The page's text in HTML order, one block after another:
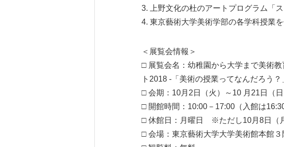
3. 上野文化の杜のアートプログラム「
4. 東京藝術大学美術学部の各学科授業
＜展覧会情報＞
□ 展覧会名：幼稚園から大学まで美術
ト2018 -「美術の授業ってなんだろう？
□ 会期：10月2日（火）～10 月21日（日
□ 開館時間：10:00－17:00（入館は16:30
□ 休館日：月曜日 ※ただし10月8日（
□ 会場：東京藝術大学大学美術館本館３